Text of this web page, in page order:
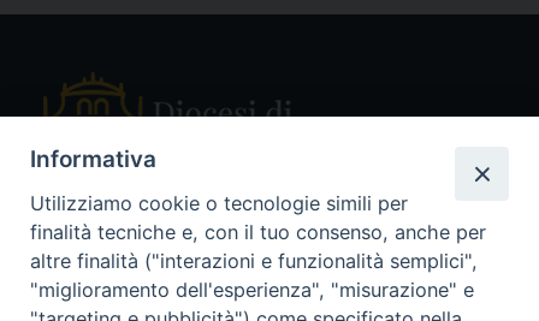
Piazza Sant'Ambrogio, 14 - 27029 Vigevano PV
Tel. 0381 78053
Fax 0381 696767
Informativa
Utilizziamo cookie o tecnologie simili per
finalità tecniche e, con il tuo consenso, anche per
altre finalità ("interazioni e funzionalità semplici",
"miglioramento dell'esperienza", "misurazione" e